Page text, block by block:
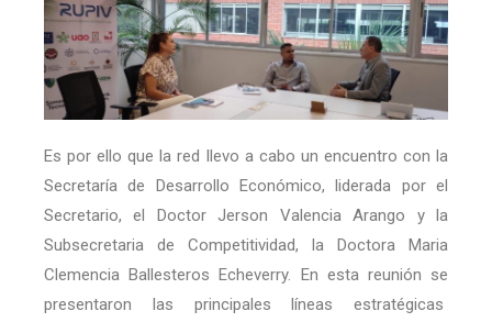
Es por ello que la red llevo a cabo un encuentro con la
Secretaría de Desarrollo Económico, liderada por el
Secretario, el Doctor Jerson Valencia Arango y la
Subsecretaria de Competitividad, la Doctora Maria
Clemencia Ballesteros Echeverry. En esta reunión se
presentaron las principales líneas estratégicas